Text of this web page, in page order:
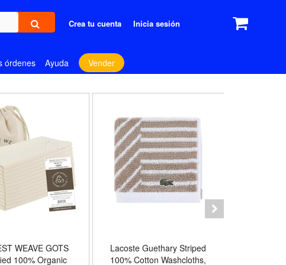
Crea tu cuenta Inicia sesión
órdenes Ayuda Vender
WEAVE GOTS
100% Organic
Lacoste Guethary Striped
100% Cotton Washcloths,